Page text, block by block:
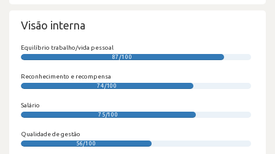
Visão interna
Equilíbrio trabalho/vida pessoal
87/100
Reconhecimento e recompensa
74/100
Salário
75/100
Qualidade de gestão
56/100